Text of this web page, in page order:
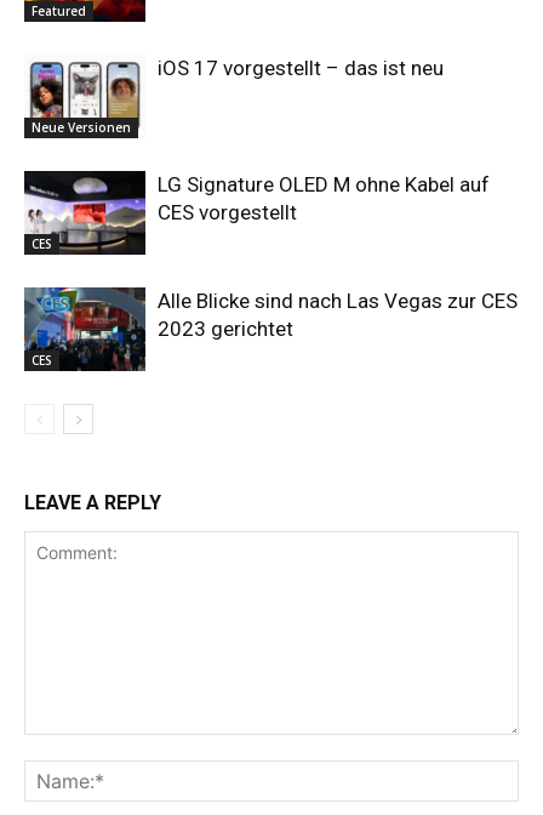
Featured
Neue Versionen
iOS 17 vorgestellt – das ist neu
CES
LG Signature OLED M ohne Kabel auf
CES vorgestellt
CES
Alle Blicke sind nach Las Vegas zur CES
2023 gerichtet
LEAVE A REPLY